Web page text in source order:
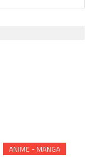
ANIME - MANGA